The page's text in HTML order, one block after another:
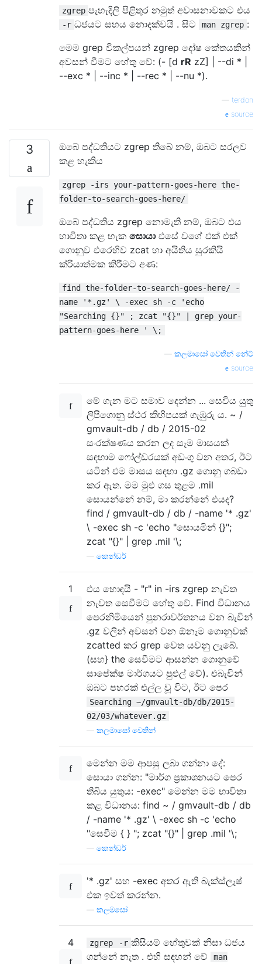
zgrep පැහැදිලි පිළිතුර නමුත් අවාසනාවකට එය
-r ධජයට සහය නොදක්වයි . සිට man zgrep :
මෙම grep විකල්පයන් zgrep දෝෂ කේතයකින්
අවසන් වීමට හේතු වේ: (- [d rR zZ] | --di * |
--exc * | --inc * | --rec * | --nu *).
terdon
source
3
ඔබේ පද්ධතියට zgrep තිබේ නම්, ඔබට සරලව
කළ හැකිය
zgrep -irs your-pattern-goes-here the-
folder-to-search-goes-here/
ඔබේ පද්ධතිය zgrep නොමැති නම්, ඔබට එය
භාවිතා කළ හැක සොයාඑසේ වගේ එක් එක්
ගොනුව එරෙහිව zcat හා අයිතිය සුරකියි
ක්රියාත්මක කිරීමට අණ:
find the-folder-to-search-goes-here/ -
name '*.gz' \ -exec sh -c 'echo
"Searching {}" ; zcat "{}" | grep your-
pattern-goes-here ' \;
කලමාසෝ වෙතින් නේට්
source
මේ ගැන මට සමාව දෙන්න ... සෙවිය යුතු
ලිපිගොනු ස්ථර කිහිපයක් ගැඹුරු ය. ~ /
gmvault-db / db / 2015-02
සංරක්ෂණය කරන ලද සෑම මාසයක්
සඳහාම ෆෝල්ඩරයක් අඩංගු වන අතර, ඊට
යටින් එම මාසය සඳහා .gz ගොනු ගබඩා
කර ඇත. මම මුළු ගස තුළම .mil
සොයන්නේ නම්, මා කරන්නේ එයද?
find / gmvault-db / db / -name '* .gz'
\ -exec sh -c 'echo "සොයමින් {}";
zcat "{}" | grep .mil '\;
කෙන්ඩර්
1
එය හොඳයි - "r" in -irs zgrep නැවත
නැවත සෙවීමට හේතු වේ. Find විධානය
පෙරනිමියෙන් පුනරාවර්තනය වන බැවින්
.gz වලින් අවසන් වන ඕනෑම ගොනුවක්
zcatted කර grep වෙත යවනු ලැබේ.
(සහ} the සෙවීමට ආසන්න ගොනුවේ
සාපේක්ෂ මාර්ගයට පුළුල් වේ). එබැවින්
ඔබට පහරක් එල්ල වූ විට, ඊට පෙර
Searching ~/gmvault-db/db/2015-
02/03/whatever.gz
කලමාසෝ වෙතින්
මෙන්න මම ආපසු ලබා ගන්නා දේ:
සොයා ගන්න: "මාර්ග ප්‍රකාශනයට පෙර
තිබිය යුතුය: -exec" මෙන්න මම භාවිතා
කළ විධානය: find ~ / gmvault-db / db
/ -name '* .gz' \ -exec sh -c 'echo
"සෙවීම { } "; zcat "{}" | grep .mil '\;
කෙන්ඩර්
'* .gz' සහ -exec අතර ඇති බැක්ස්ලෑෂ්
එක ඉවත් කරන්න.
කලමසෝ
4 zgrep -r කිසියම් හේතුවක් නිසා ධජය
ගන්නේ නැත . එහි සඳහන් වේ
man